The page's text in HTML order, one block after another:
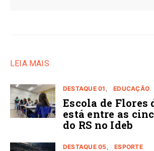
LEIA MAIS
DESTAQUE 01 EDUCAÇÃO
Escola de Flores
está entre as
do RS no Ideb
DESTAQUE 05 ESPORTE